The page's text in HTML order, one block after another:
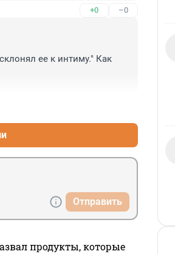
+0 –0
ее к интиму." Как
Отправить
продукты, которые